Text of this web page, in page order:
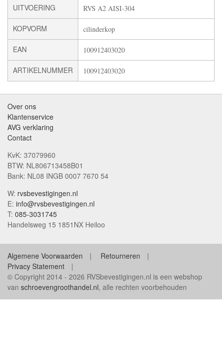
UITVOERING RVS A2 AISI-304
KOPVORM cilinderkop
EAN 100912403020
ARTIKELNUMMER 100912403020
Over ons
Klantenservice
AVG verklaring
Contact
KvK: 37079960
BTW: NL806713458B01
Bank: NL08 INGB 0007 7670 54
W: rvsbevestigingen.nl
E: info@rvsbevestigingen.nl
T: 085-3031745
Handelsweg 15 1851NX Heiloo
Algemene Voorwaarden
Retourneren
Privacy Statement
© Copyright 2014 - 2026 RVSbevestigingen.nl is een webshop
van schroevengroothandel.nl, alle rechten voorbehouden